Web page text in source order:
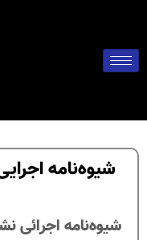
شیوه‌نامه
شیوه‌نامه اجرائی